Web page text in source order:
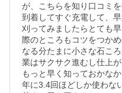
が、こちらを知り口コミ
到着してすぐ充電して、
刈ってみましたらとても
際のところもコツをつか
なる分たまに小さな石こ
業はサクサク進むし仕上
もっと早く知っておかな
年に3.4回ほどしか使わな